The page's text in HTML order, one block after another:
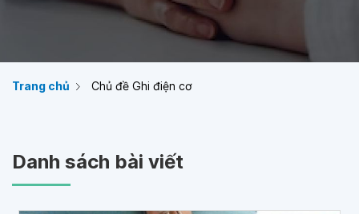
Trang chủ Chủ đề Ghi điện cơ
Danh sách bài viết